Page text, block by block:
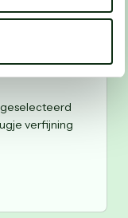
verfijning